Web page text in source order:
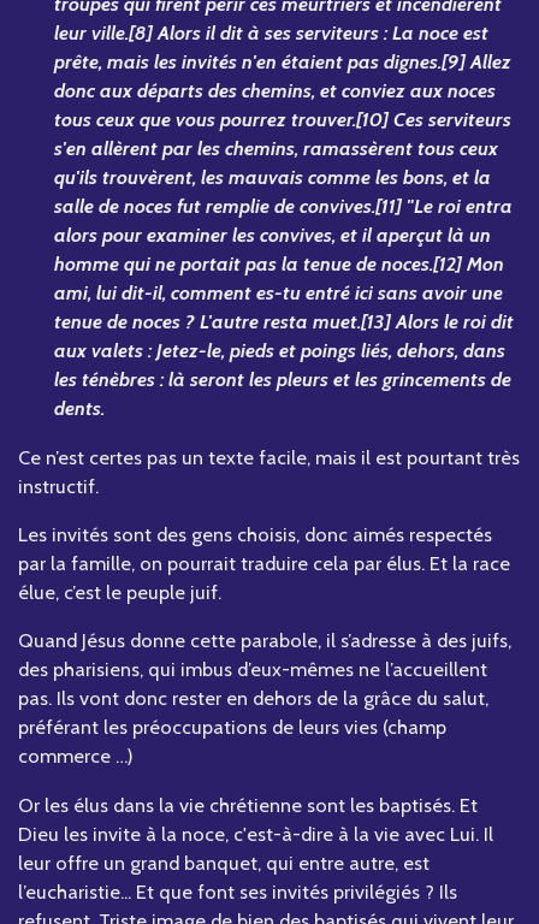
leur ville.[8] Alors il dit à ses serviteurs : La noce est
prête, mais les invités n'en étaient pas dignes.[9] Allez
donc aux départs des chemins, et conviez aux noces
tous ceux que vous pourrez trouver.[10] Ces serviteurs
s'en allèrent par les chemins, ramassèrent tous ceux
qu'ils trouvèrent, les mauvais comme les bons, et la
salle de noces fut remplie de convives.[11] "Le roi entra
alors pour examiner les convives, et il aperçut là un
homme qui ne portait pas la tenue de noces.[12] Mon
ami, lui dit-il, comment es-tu entré ici sans avoir une
tenue de noces ? L'autre resta muet.[13] Alors le roi dit
aux valets : Jetez-le, pieds et poings liés, dehors, dans
les ténèbres : là seront les pleurs et les grincements de
dents.
Ce n’est certes pas un texte facile, mais il est pourtant très
instructif.
Les invités sont des gens choisis, donc aimés respectés
par la famille, on pourrait traduire cela par élus. Et la race
élue, c’est le peuple juif.
Quand Jésus donne cette parabole, il s’adresse à des juifs,
des pharisiens, qui imbus d’eux-mêmes ne l’accueillent
pas. Ils vont donc rester en dehors de la grâce du salut,
préférant les préoccupations de leurs vies (champ
commerce …)
Or les élus dans la vie chrétienne sont les baptisés. Et
Dieu les invite à la noce, c'est-à-dire à la vie avec Lui. Il
leur offre un grand banquet, qui entre autre, est
l’eucharistie... Et que font ses invités privilégiés ? Ils